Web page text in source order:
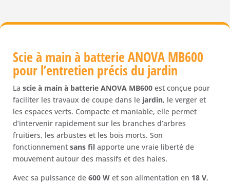
MB600
chaine
20
cm
(
pack
2
batteries+
chargeur
)
Scie à main à batterie ANOVA MB600
pour l’entretien précis du jardin
La scie à main à batterie ANOVA MB600 est conçue pour
faciliter les travaux de coupe dans le jardin, le verger et
les espaces verts. Compacte et maniable, elle permet
d’intervenir rapidement sur les branches d’arbres
fruitiers, les arbustes et les bois morts. Son
fonctionnement sans fil apporte une vraie liberté de
mouvement autour des massifs et des haies.
Avec sa puissance de 600 W et son alimentation en 18 V,